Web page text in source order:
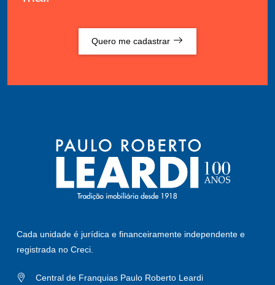
Quero me cadastrar
Cada unidade é jurídica e financeiramente independente e
registrada no Creci.
Central de Franquias Paulo Roberto Leardi